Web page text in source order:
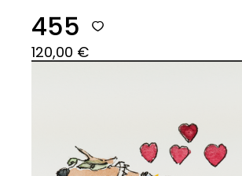
455
120,00 €